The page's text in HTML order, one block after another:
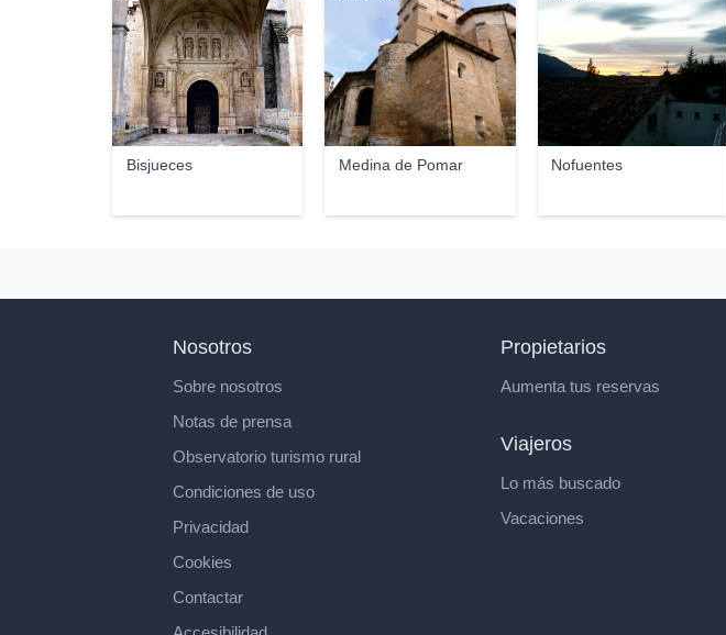
Bisjueces Medina de Pomar Nofuentes
Nosotros
Sobre nosotros
Notas de prensa
Observatorio turismo rural
Condiciones de uso
Privacidad
Cookies
Contactar
Propietarios
Aumenta tus reservas
Viajeros
Lo más buscado
Vacaciones